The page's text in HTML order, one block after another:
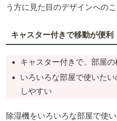
う方に見た目のデザインへの
キャスター付きで移動が便利
キャスター付きで、部屋の
いろいろな部屋で使いた
しやすい
除湿機をいろいろな部屋で使